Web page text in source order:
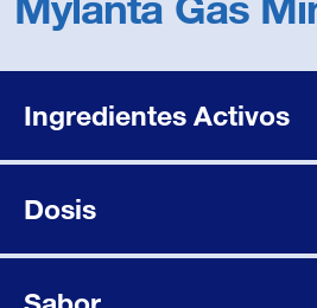
Ingredientes Activos
Dosis